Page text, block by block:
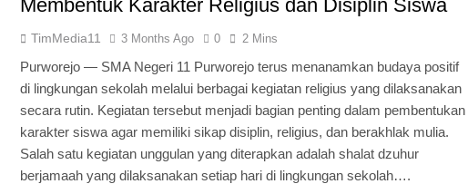
Membentuk Karakter Religius dan Disiplin Siswa
TimMedia11 3 Months Ago 0 2 Mins
Purworejo — SMA Negeri 11 Purworejo terus menanamkan budaya positif
di lingkungan sekolah melalui berbagai kegiatan religius yang dilaksanakan
secara rutin. Kegiatan tersebut menjadi bagian penting dalam pembentukan
karakter siswa agar memiliki sikap disiplin, religius, dan berakhlak mulia.
Salah satu kegiatan unggulan yang diterapkan adalah shalat dzuhur
berjamaah yang dilaksanakan setiap hari di lingkungan sekolah….